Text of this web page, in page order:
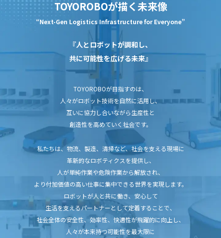
TOYOROBOが描く未来像
“Next-Gen Logistics Infrastructure for Everyone”
『人とロボットが調和し、
共に可能性を広げる未来』
TOYOROBOが目指すのは、
人々がロボット技術を自然に活用し、
互いに協力し合いながら生産性と
創造性を高めていく社会です。
私たちは、物流、製造、清掃など、社会を支える現場に
革新的なロボティクスを提供し、
人が単純作業や危険作業から解放され、
より付加価値の高い仕事に集中できる世界を実現します。
ロボットが人と共に働き、安心して
生活を支えるパートナーとして定着することで、
社会全体の安全性、効率性、快適性が飛躍的に向上し、
人々が本来持つ可能性を最大限に